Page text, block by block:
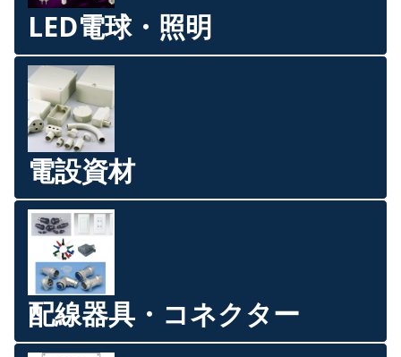
LED電球・照明
電設資材
配線器具・コネクター